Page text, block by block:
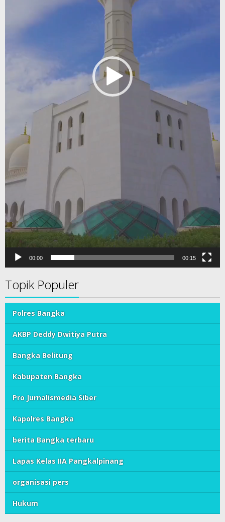
00:00 00:15
Topik Populer
Polres Bangka
AKBP Deddy Dwitiya Putra
Bangka Belitung
Kabupaten Bangka
Pro Jurnalismedia Siber
Kapolres Bangka
berita Bangka terbaru
Lapas Kelas IIA Pangkalpinang
organisasi pers
Hukum